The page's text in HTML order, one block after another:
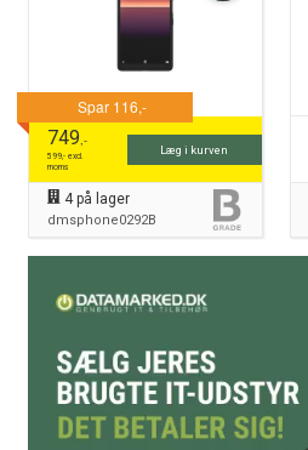
749,-
599,- excl.
moms
Læg i kurven
4på lager
dmsphone0292B